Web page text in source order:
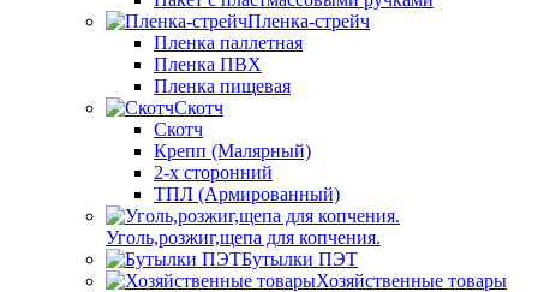
Пленка-стрейч
Пленка паллетная
Пленка ПВХ
Пленка пищевая
Скотч
Скотч
Крепп (Малярный)
2-х сторонний
ТПЛ (Армированный)
Уголь,розжиг,щепа для копчения.
Бутылки ПЭТ
Хозяйственные товары